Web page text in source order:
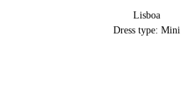
Lisboa
Dress type: Mini